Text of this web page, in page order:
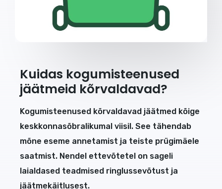
Kuidas kogumisteenused
jäätmeid kõrvaldavad?
Kogumisteenused kõrvaldavad jäätmed kõige
keskkonnasõbralikumal viisil. See tähendab
mõne eseme annetamist ja teiste prügimäele
saatmist. Nendel ettevõtetel on sageli
laialdased teadmised ringlussevõtust ja
jäätmekäitlusest.